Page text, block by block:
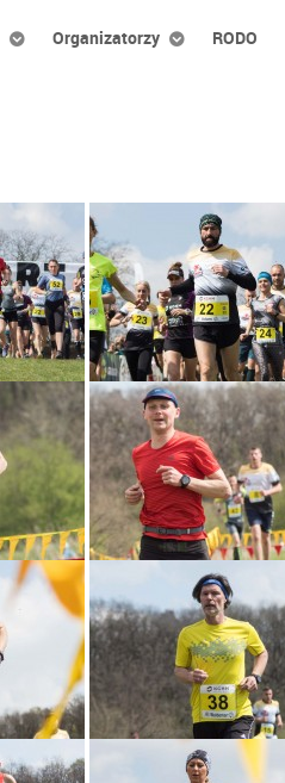
Organizatorzy RODO